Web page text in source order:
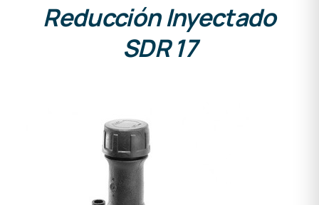
Reducción Inyectado
SDR 17